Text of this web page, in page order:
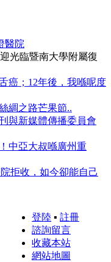
醫院
光臨暨南大學附屬復
癌；12年後，我喺呢度
綢之路芒果節..
與新媒體傳播委員會
中亞大叔喺廣州重
拒收，如今卻能自己
登陸 ▪ 註冊
諮詢留言
收藏本站
網站地圖